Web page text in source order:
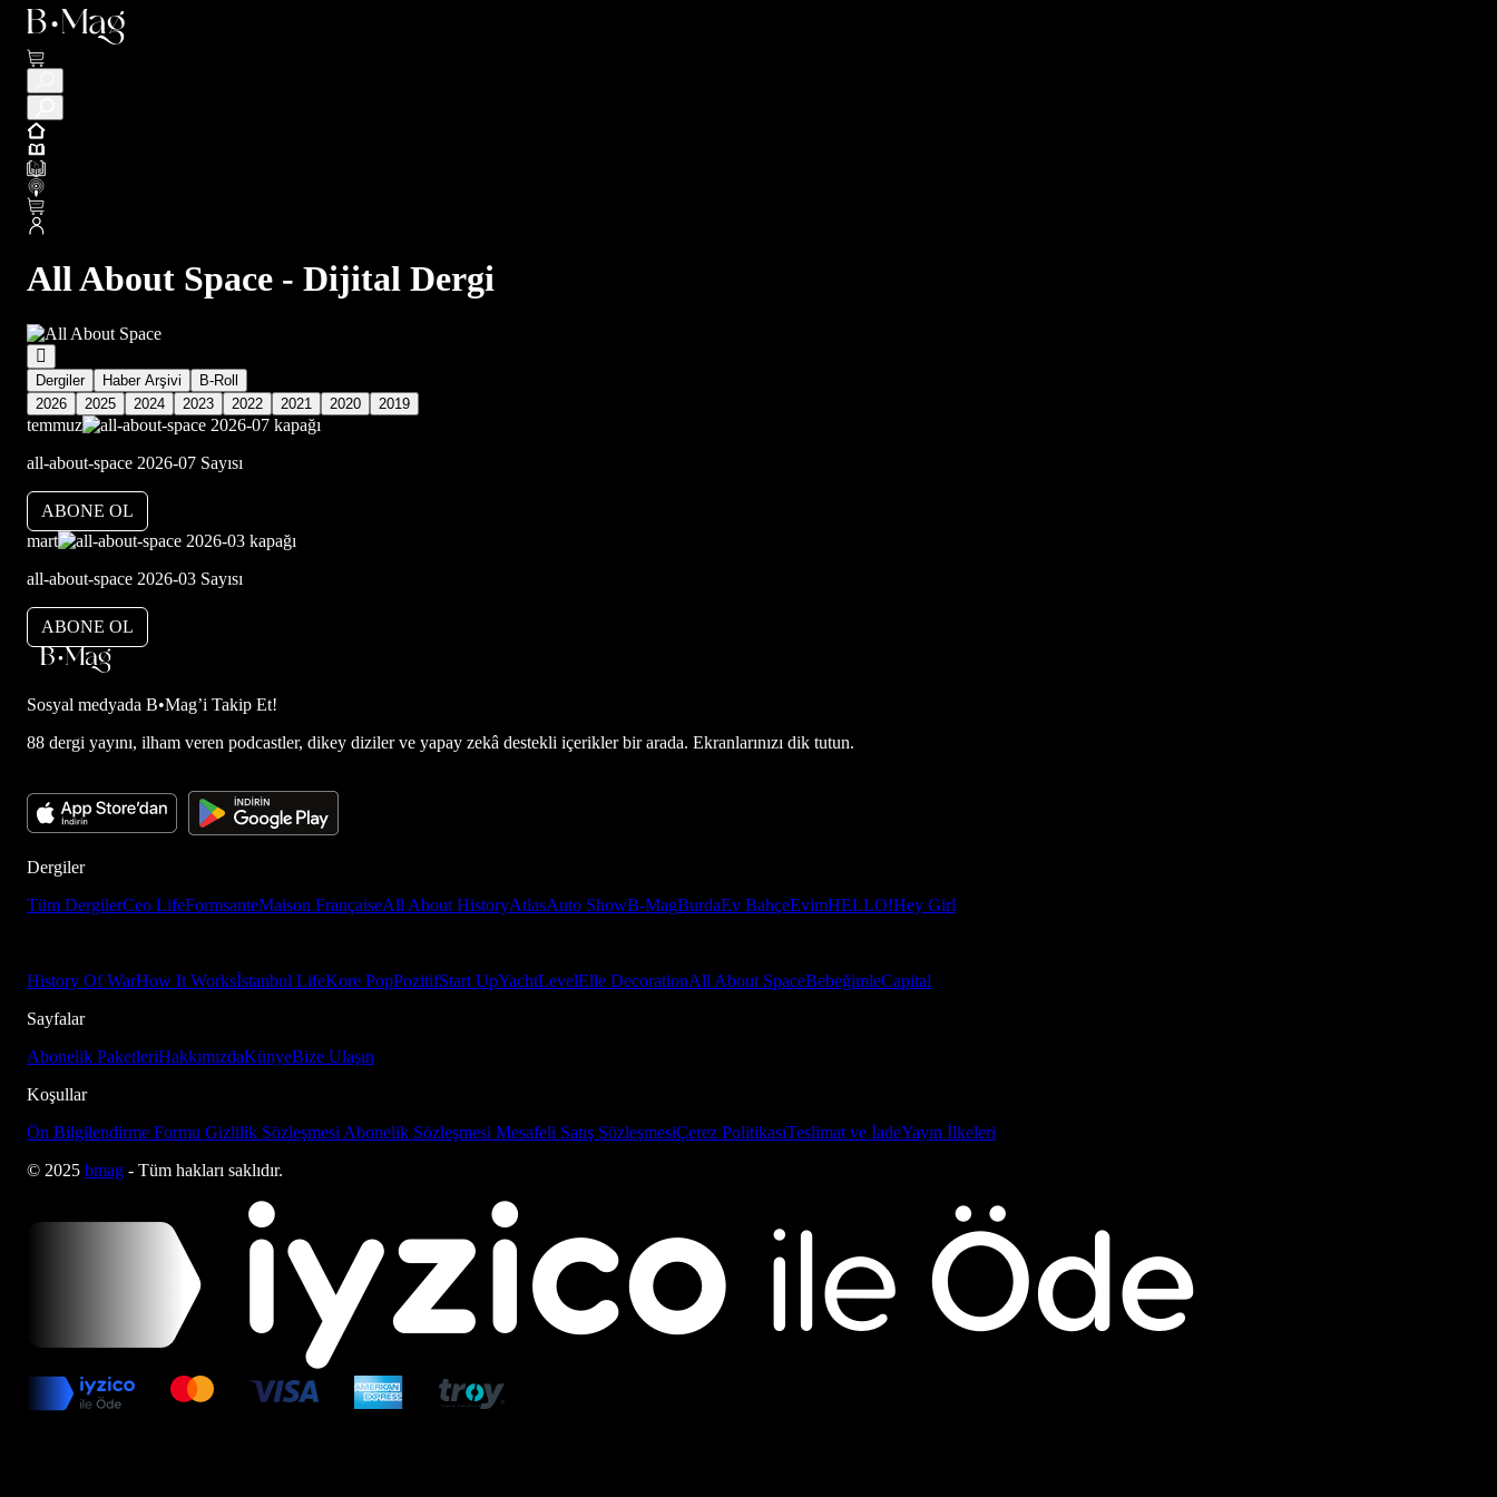
All About Space - Dijital Dergi
Dergiler Haber Arşivi
B-Roll
2026
2025 2024 2023 2022 2021 2020 2019
temmuz
all-about-space 2026-07 Sayısı
ABONE OL
mart
all-about-space 2026-03 Sayısı
ABONE OL
Sosyal medyada B•Mag’i Takip Et!
88 dergi yayını, ilham veren podcastler, dikey diziler ve yapay zekâ destekli içerikler bir arada. Ekranlarınızı dik tutun.
Dergiler
Tüm DergilerCeo LifeFormsanteMaison FrançaiseAll About HistoryAtlasAuto ShowB-MagBurdaEv BahçeEvimHELLO!Hey Girl
History Of WarHow It Worksİstanbul LifeKore PopPozitifStart UpYachtLevelElle DecorationAll About SpaceBebeğimleCapital
Sayfalar
Abonelik PaketleriHakkımızdaKünyeBize Ulaşın
Koşullar
Ön Bilgilendirme Formu Gizlilik Sözleşmesi Abonelik Sözleşmesi Mesafeli Satış SözleşmesiÇerez PolitikasıTeslimat ve İadeYayın İlkeleri
© 2025 bmag - Tüm hakları saklıdır.